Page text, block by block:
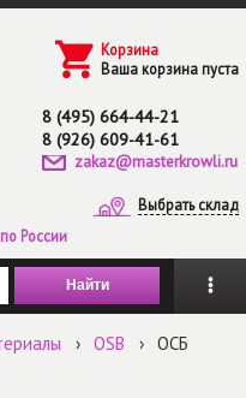
8 (495) 664-44-21
8 (926) 609-41-61
zakaz@masterkrowli.ru
Выбрать склад
России
Корзина
Ваша корзина пуста
› ОSB › ОСБ